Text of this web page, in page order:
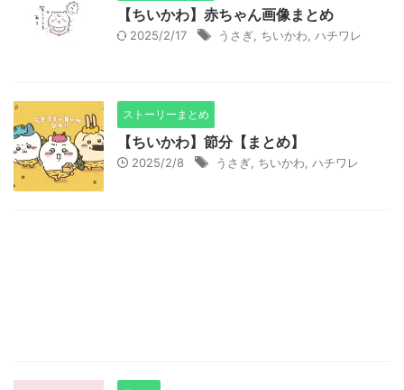
【ちいかわ】赤ちゃん画像まとめ
2025/2/17 うさぎ ちいかわ ハチワレ
ストーリーまとめ
【ちいかわ】節分【まとめ】
2025/2/8 うさぎ ちいかわ ハチワレ